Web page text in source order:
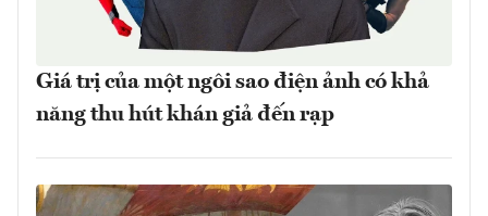
Giá trị của một ngôi sao điện ảnh có khả
năng thu hút khán giả đến rạp